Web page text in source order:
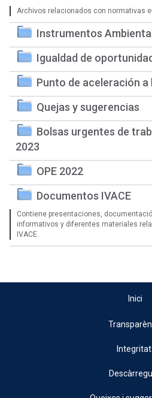
Archivos relacionados con normativas
Instrumentos
Igualdad de
Punto de aceleración a
Quejas y sugerencias
Bolsas urgentes de
2023
OPE 2022
Documentos IVACE
Contiene presentaciones,
informativos y diferentes materiales
IVACE.
Inici
Integritat